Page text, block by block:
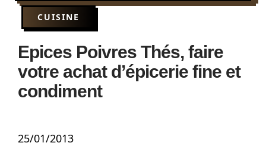
CUISINE
Epices Poivres Thés, faire
votre achat d’épicerie fine et
condiment
25/01/2013